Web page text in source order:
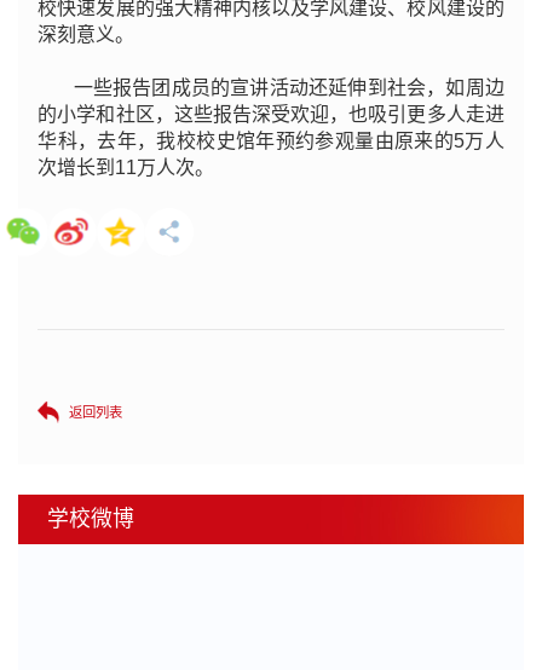
校快速发展的强大精神内核以及学风建设、校风建设的
深刻意义。
一些报告团成员的宣讲活动还延伸到社会，如周边
的小学和社区，这些报告深受欢迎，也吸引更多人走进
华科，去年，我校校史馆年预约参观量由原来的5万人
次增长到11万人次。
返回列表
学校微博